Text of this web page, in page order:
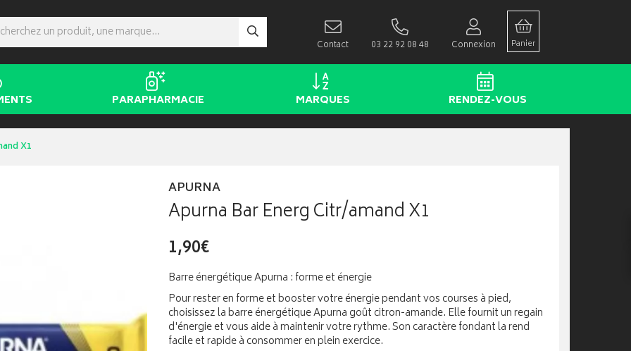
Contact 03 22 92 08 48 Connexion Panier
PARAPHARMACIE MARQUES RENDEZ-VOUS
X1
APURNA
Apurna Bar Energ Citr/amand X1
1,90€
Barre énergétique Apurna : forme et énergie
Pour rester en forme et booster votre énergie pendant vos courses à pied,
choisissez la barre énergétique Apurna goût citron-amande. Elle fournit un regain
d'énergie et vous aide à maintenir votre rythme. Son caractère fondant la rend
facile et rapide à consommer en plein exercice.